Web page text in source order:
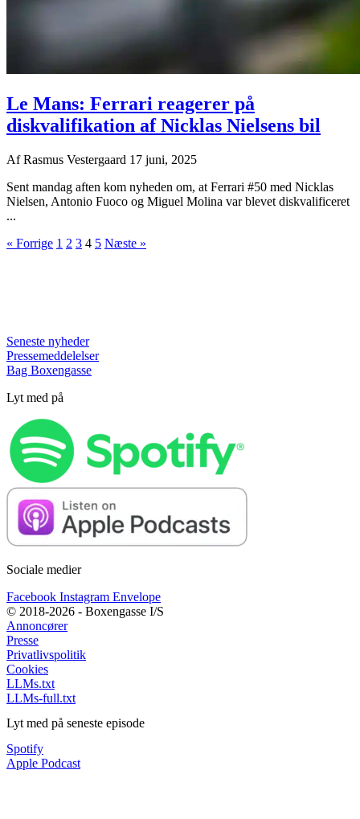
Le Mans: Ferrari reagerer på
diskvalifikation af Nicklas Nielsens bil
AfRasmus Vestergaard 17 juni, 2025
Sent mandag aften kom nyheden om, at Ferrari #50 med Nicklas
Nielsen, Antonio Fuoco og Miguel Molina var blevet diskvalificeret
...
« Forrige 1 2 3 4 5 Næste »
Seneste nyheder
Pressemeddelelser
Bag Boxengasse
Lyt med på
Sociale medier
Facebook Instagram Envelope
© 2018-2026 - Boxengasse I/S
Annoncører
Presse
Privatlivspolitik
Cookies
LLMs.txt
LLMs-full.txt
Lyt med på seneste episode
Spotify
Apple Podcast